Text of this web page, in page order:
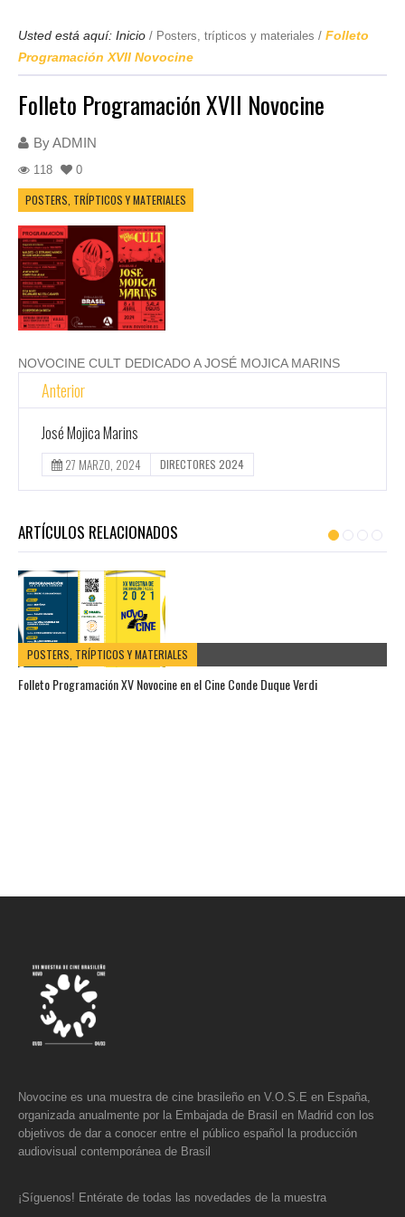
Usted está aquí: Inicio / Posters, trípticos y materiales / Folleto
Programación XVII Novocine
Folleto Programación XVII Novocine
ByADMIN
118 0
POSTERS, TRÍPTICOS Y MATERIALES
NOVOCINE CULT DEDICADO A JOSÉ MOJICA MARINS
Anterior
José Mojica Marins
27 MARZO, 2024 DIRECTORES 2024
ARTÍCULOS RELACIONADOS
POSTERS, TRÍPTICOS Y MATERIALES
Folleto Programación XV Novocine en el Cine Conde Duque Verdi
Novocine es una muestra de cine brasileño en V.O.S.E en España,
organizada anualmente por la Embajada de Brasil en Madrid con los
objetivos de dar a conocer entre el público español la producción
audiovisual contemporánea de Brasil
¡Síguenos! Entérate de todas las novedades de la muestra